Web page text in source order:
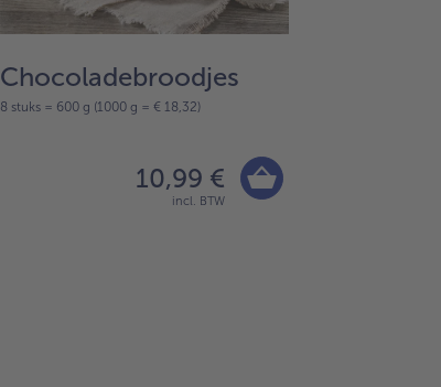
Chocoladebroodjes
8 stuks = 600 g (1000 g = € 18,32)
10,99 €
incl. BTW